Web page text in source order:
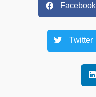
Facebook
Twitter